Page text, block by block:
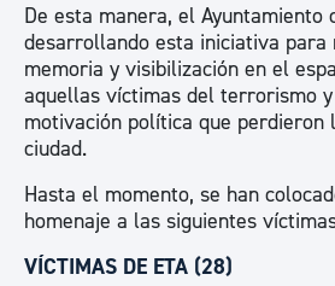
De esta manera, el Ayuntamiento
desarrollando esta iniciativa para
memoria y visibilización en el
aquellas víctimas del terrorismo
motivación política que perdieron
ciudad.
Hasta el momento, se han
homenaje a las siguientes
VÍCTIMAS DE ETA (28)